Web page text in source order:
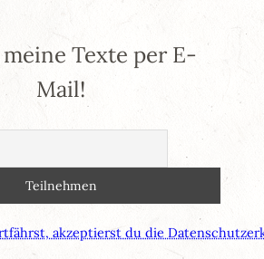
Texte per E-
Mail!
akzeptierst du die